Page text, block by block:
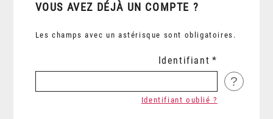
VOUS AVEZ DÉJÀ UN COMPTE ?
Les champs avec un astérisque sont obligatoires.
Identifiant
?
Identifiant oublié ?